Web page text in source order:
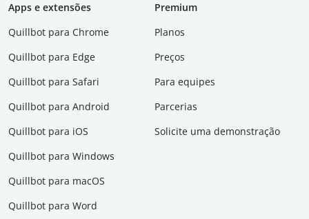
Apps e extensões
Quillbot para Chrome
Quillbot para Edge
Quillbot para Safari
Quillbot para Android
Quillbot para iOS
Quillbot para Windows
Quillbot para macOS
Quillbot para Word
Premium
Planos
Preços
Para equipes
Parcerias
Solicite uma demonstração